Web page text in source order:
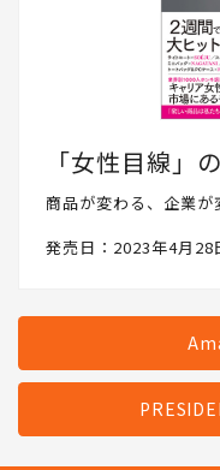
「女性目線」
商品が変わる、企業が
発売日：2023年4月28